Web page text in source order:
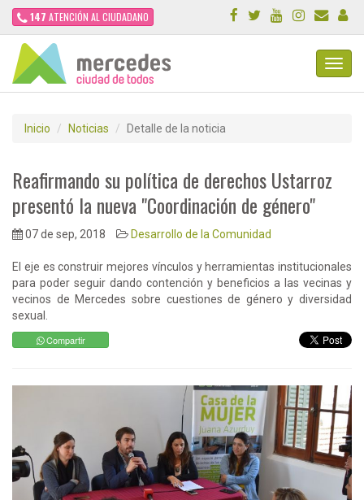
147 ATENCIÓN AL CIUDADANO
Inicio Noticias Detalle de la noticia
Reafirmando su política de derechos Ustarroz
presentó la nueva "Coordinación de género"
07 de sep, 2018 Desarrollo de la Comunidad
El eje es construir mejores vínculos y herramientas institucionales
para poder seguir dando contención y beneficios a las vecinas y
vecinos de Mercedes sobre cuestiones de género y diversidad
sexual.
Compartir